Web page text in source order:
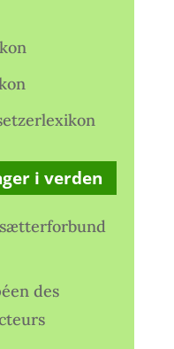
i verden
des